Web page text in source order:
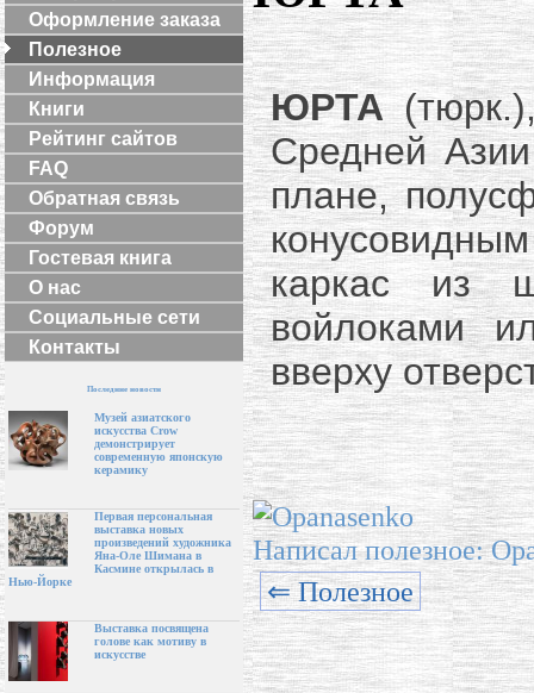
Оформление заказа
Полезное
Информация
Книги
Рейтинг сайтов
FAQ
Обратная связь
Форум
Гостевая книга
О нас
Социальные сети
Контакты
Последние новости
Музей азиатского
искусства Crow
демонстрирует
современную японскую
керамику
Первая персональная
выставка новых
произведений художника
Яна-Оле Шимана в
Касмине открылась в
Нью-Йорке
Выставка посвящена
голове как мотиву в
искусстве
ЮРТА
Средней Азии
плане,
каркас из
войлоками
вверху
Написал полезное:
⇐ Полезное